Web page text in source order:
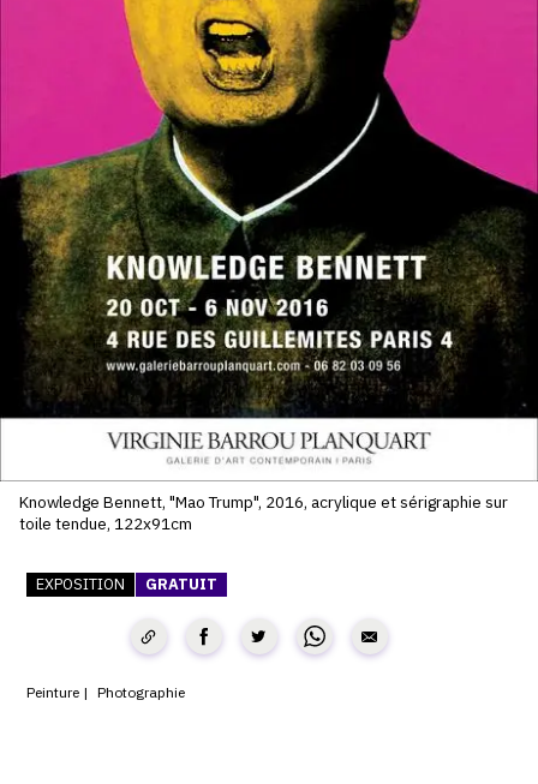
SERVICES
CRÉER SON CATALOGUE RAISONNÉ
ABONNEMENTS DÉDIÉS AUX GALERISTES
CRÉER SON SITE ARTISTE
CRÉER SON CATALOGUE D'EXPO
PUBLIER SES EXPOSITIONS
DEVENIR CONTRIBUTEUR
À PROPOS
L'ÉQUIPE OAM
À PROPOS D'OAM
CONTACT
Knowledge Bennett, "Mao Trump", 2016, acrylique et sérigraphie sur
toile tendue, 122x91cm
EXPOSITION GRATUIT
Peinture Photographie